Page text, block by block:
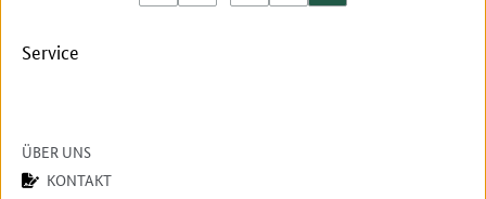
Service
ÜBER UNS
KONTAKT